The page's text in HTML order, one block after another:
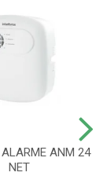
ANM 24
NET